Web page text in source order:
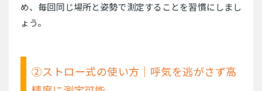
め、毎回同じ場所と姿勢で測定することを習慣にしまし
ょう。
②ストロー式の使い方｜呼気を逃がさず高